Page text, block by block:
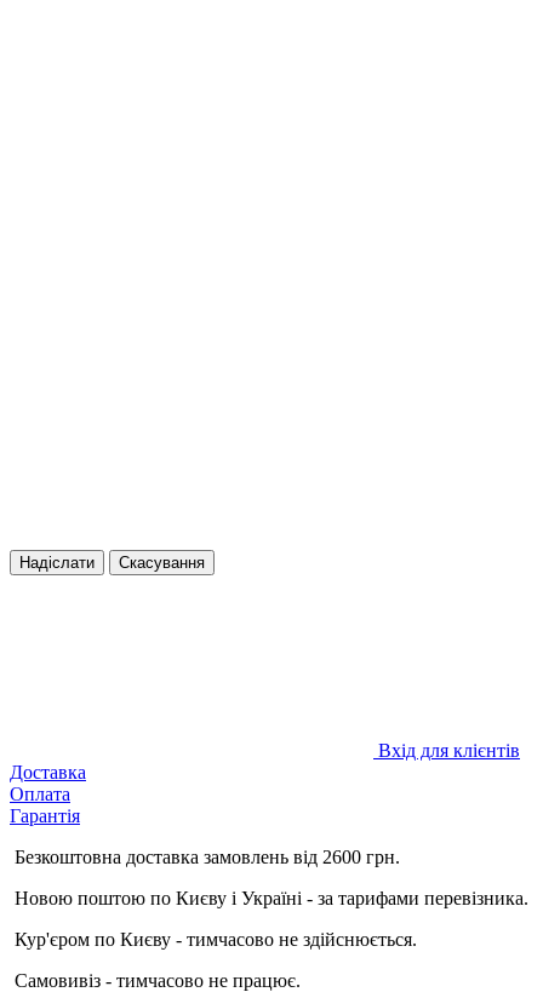
Надіслати Скасування
Вхід для клієнтів
Доставка
Оплата
Гарантія
Безкоштовна доставка замовлень від 2600 грн.
Новою поштою по Києву і Україні - за тарифами перевізника.
Кур'єром по Києву - тимчасово не здійснюється.
Самовивіз - тимчасово не працює.